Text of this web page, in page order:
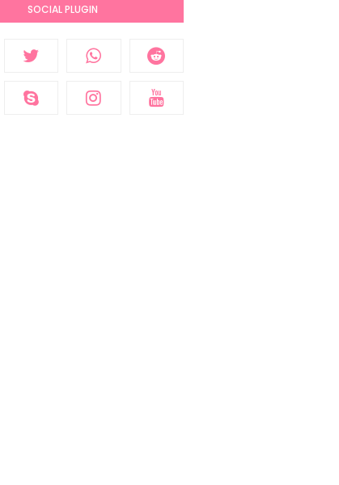
SOCIAL PLUGIN